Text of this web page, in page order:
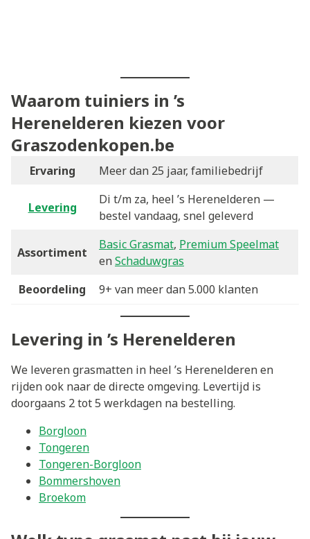
Waarom tuiniers in ’s
Herenelderen kiezen voor
Graszodenkopen.be
Ervaring Meer dan 25 jaar, familiebedrijf
Levering
Di t/m za, heel ’s Herenelderen —
bestel vandaag, snel geleverd
Assortiment
Basic Grasmat, Premium Speelmat
en Schaduwgras
Beoordeling
9+ van meer dan 5.000 klanten
Levering in ’s Herenelderen
We leveren grasmatten in heel ’s Herenelderen en
rijden ook naar de directe omgeving. Levertijd is
doorgaans 2 tot 5 werkdagen na bestelling.
Borgloon
Tongeren
Tongeren-Borgloon
Bommershoven
Broekom